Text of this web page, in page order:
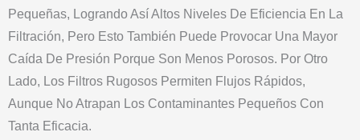
Pequeñas, Logrando Así Altos Niveles De Eficiencia En La
Filtración, Pero Esto También Puede Provocar Una Mayor
Caída De Presión Porque Son Menos Porosos. Por Otro
Lado, Los Filtros Rugosos Permiten Flujos Rápidos,
Aunque No Atrapan Los Contaminantes Pequeños Con
Tanta Eficacia.